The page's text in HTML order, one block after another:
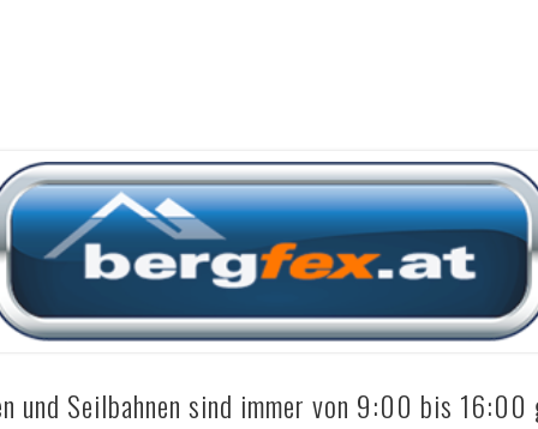
und Seilbahnen sind immer von 9:00 bis